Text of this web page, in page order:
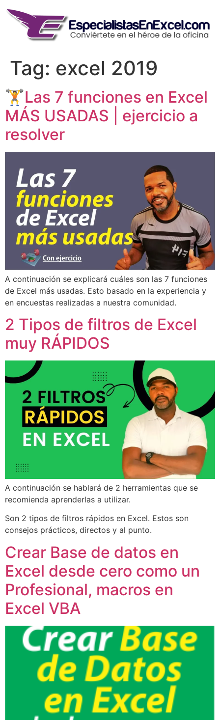
content
Tag: excel 2019
🏋Las 7 funciones en Excel
MÁS USADAS | ejercicio a
resolver
A continuación se explicará cuáles son las 7 funciones
de Excel más usadas. Esto basado en la experiencia y
en encuestas realizadas a nuestra comunidad.
2 Tipos de filtros de Excel
muy RÁPIDOS
A continuación se hablará de 2 herramientas que se
recomienda aprenderlas a utilizar.
Son 2 tipos de filtros rápidos en Excel. Estos son
consejos prácticos, directos y al punto.
Crear Base de datos en
Excel desde cero como un
Profesional, macros en
Excel VBA